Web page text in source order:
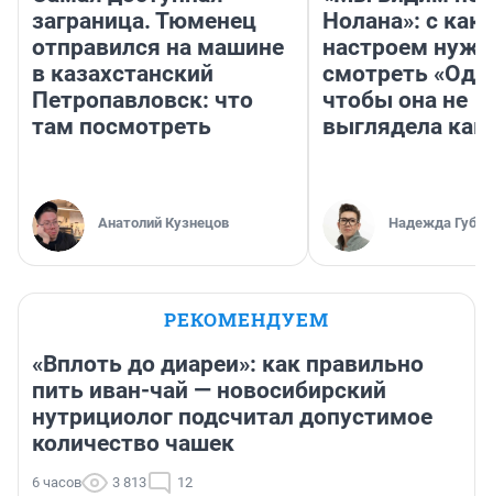
заграница. Тюменец
отправился на машине
в казахстанский
Петропавловск: что
там посмотреть
Анатолий Кузнецов
Нолана»: с
настроем
смотреть
чтобы она не
выглядела как
Надежда
РЕКОМЕНДУЕМ
«Вплоть до диареи»: как правильно
пить иван-чай — новосибирский
нутрициолог подсчитал допустимое
количество чашек
6 часов 3 813 12